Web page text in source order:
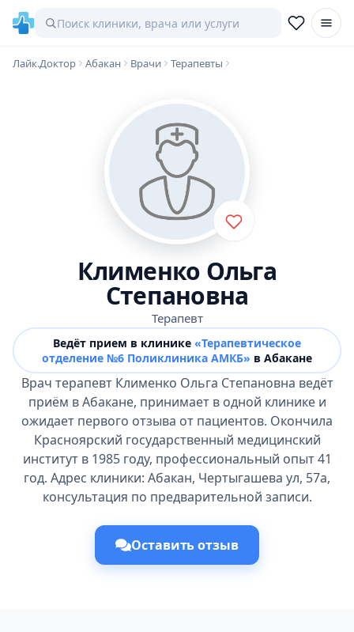
Лайк.Доктор Абакан Врачи Терапевты
Клименко Ольга
Степановна
Терапевт
Ведёт прием в клинике «Терапевтическое
отделение №6 Поликлиника АМКБ» в Абакане
Врач терапевт Клименко Ольга Степановна ведёт
приём в Абакане, принимает в одной клинике и
ожидает первого отзыва от пациентов. Окончила
Красноярский государственный медицинский
институт в 1985 году, профессиональный опыт 41
год. Адрес клиники: Абакан, Чертыгашева ул, 57а,
консультация по предварительной записи.
Оставить отзыв